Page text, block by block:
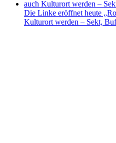
Die Linke eröffnet heute
Kulturort werden – Sekt,